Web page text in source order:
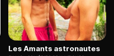
Les Amants astronautes